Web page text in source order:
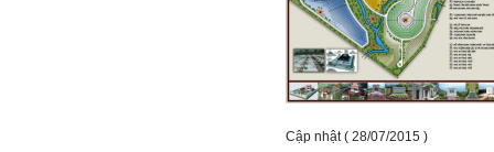
Cập nhật ( 28/07/2015 )